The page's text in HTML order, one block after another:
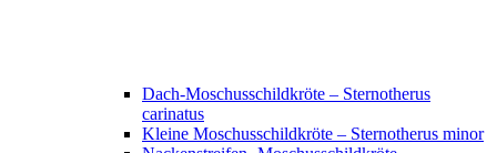
Dach-Moschusschildkröte – Sternotherus
carinatus
Kleine Moschusschildkröte – Sternotherus minor